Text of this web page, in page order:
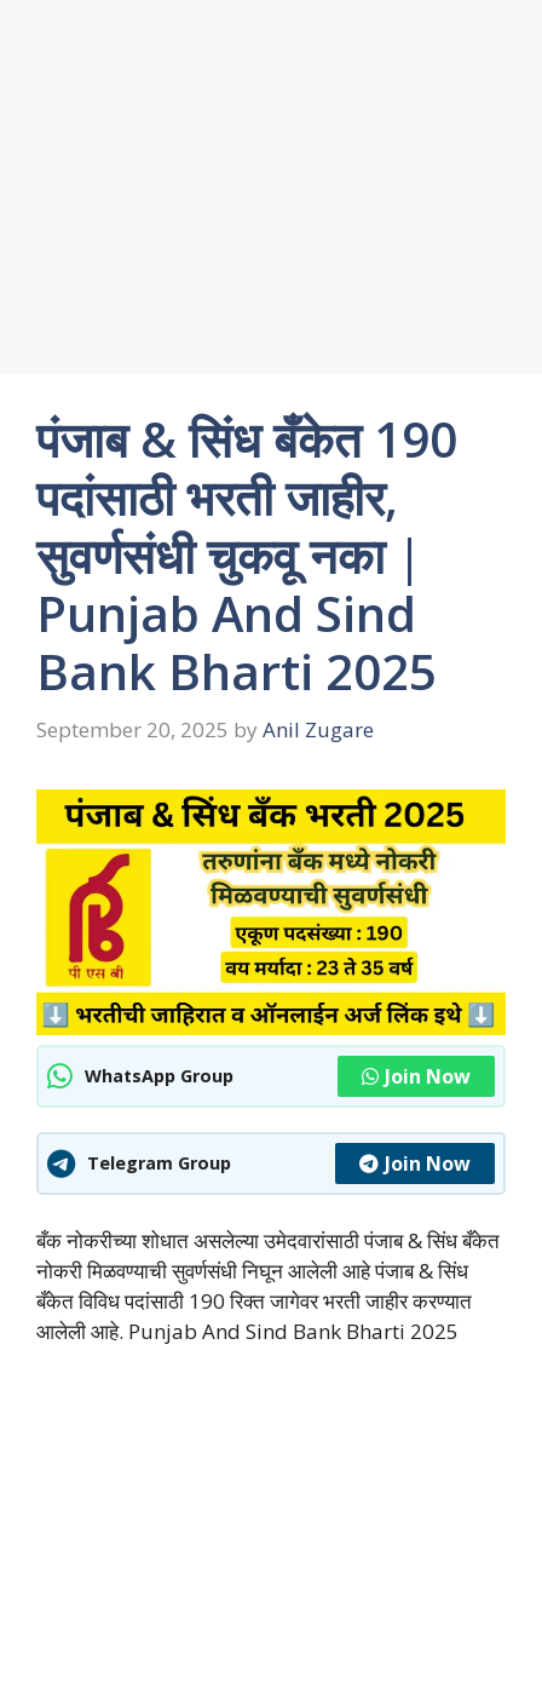
पंजाब & सिंध बँकेत 190
पदांसाठी भरती जाहीर,
सुवर्णसंधी चुकवू नका |
Punjab And Sind
Bank Bharti 2025
September 20, 2025 by Anil Zugare
WhatsApp Group Join Now
Telegram Group Join Now
बँक नोकरीच्या शोधात असलेल्या उमेदवारांसाठी पंजाब & सिंध बँकेत
नोकरी मिळवण्याची सुवर्णसंधी निघून आलेली आहे पंजाब & सिंध
बँकेत विविध पदांसाठी 190 रिक्त जागेवर भरती जाहीर करण्यात
आलेली आहे. Punjab And Sind Bank Bharti 2025